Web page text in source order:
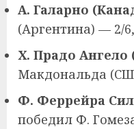
А. Галарно
(Аргентина) — 2/6,
Х. Прадо Ангело
Макдональда
Ф. Феррейра
победил Ф.